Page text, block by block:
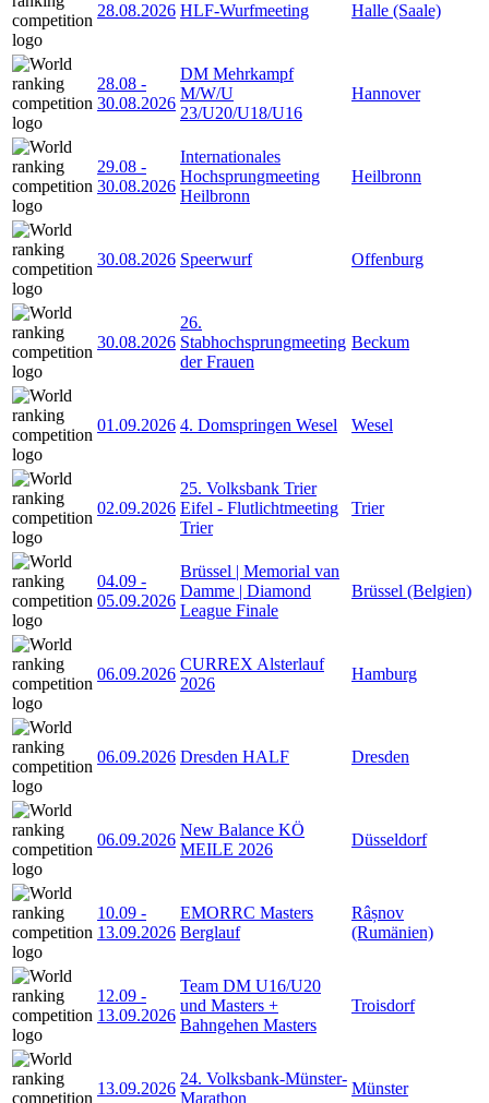
28.08.2026 HLF-Wurfmeeting Halle (Saale)
28.08 -
30.08.2026
DM Mehrkampf
M/W/U
23/U20/U18/U16
Hannover
29.08 -
30.08.2026
Internationales
Hochsprungmeeting
Heilbronn
Heilbronn
30.08.2026 Speerwurf Offenburg
30.08.2026
26.
Stabhochsprungmeeting
der Frauen
Beckum
01.09.2026 4. Domspringen Wesel Wesel
02.09.2026
25. Volksbank Trier
Eifel - Flutlichtmeeting
Trier
Trier
04.09 -
05.09.2026
Brüssel | Memorial van
Damme | Diamond
League Finale
Brüssel (Belgien)
06.09.2026
CURREX Alsterlauf
2026
Hamburg
06.09.2026 Dresden HALF Dresden
06.09.2026
New Balance KÖ
MEILE 2026
Düsseldorf
10.09 -
13.09.2026
EMORRC Masters
Berglauf
Râșnov
(Rumänien)
12.09 -
13.09.2026
Team DM U16/U20
und Masters +
Bahngehen Masters
Troisdorf
13.09.2026
24. Volksbank-Münster-
Marathon
Münster